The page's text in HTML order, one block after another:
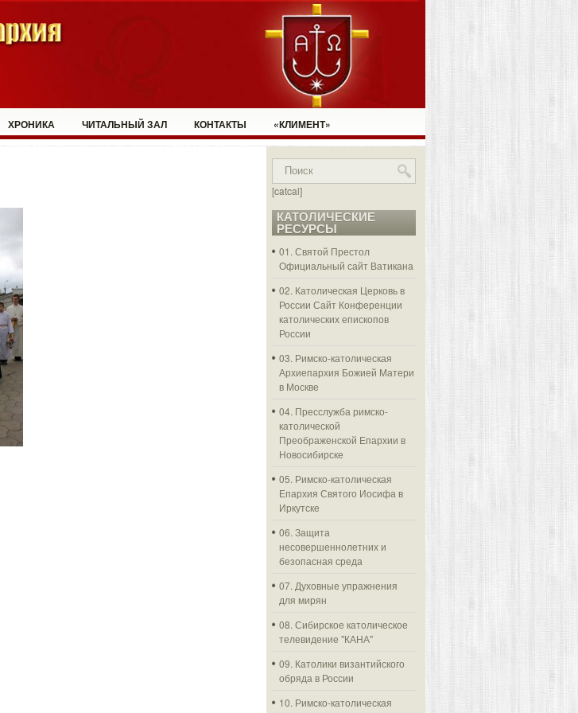
ХРОНИКА ЧИТАЛЬНЫЙ ЗАЛ КОНТАКТЫ «КЛИМЕНТ»
[catcal]
КАТОЛИЧЕСКИЕ
РЕСУРСЫ
01. Святой Престол
Официальный сайт Ватикана
02. Католическая Церковь в
России Сайт Конференции
католических епископов
России
03. Римско-католическая
Архиепархия Божией Матери
в Москве
04. Пресслужба римско-
католической
Преображенской Епархии в
Новосибирске
05. Римско-католическая
Епархия Святого Иосифа в
Иркутске
06. Защита
несовершеннолетних и
безопасная среда
07. Духовные упражнения
для мирян
08. Сибирское католическое
телевидение "КАНА"
09. Католики византийского
обряда в России
10. Римско-католическая